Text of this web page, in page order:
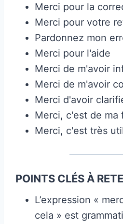
Merci pour la
Merci pour votre
Pardonnez mon
Merci pour l'aide
Merci de m'avoir
Merci de m'avoir
Merci d'avoir
Merci, c'est de ma
Merci, c'est très
POINTS CLÉS À
L’expression «
cela » est